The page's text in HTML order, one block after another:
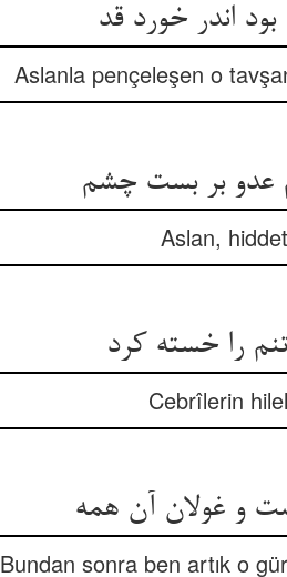
اندر خورد قد
Aslanla pençeleşen o
Aslan,
را خسته کرد
Cebrîlerin
Bundan sonra ben artık o